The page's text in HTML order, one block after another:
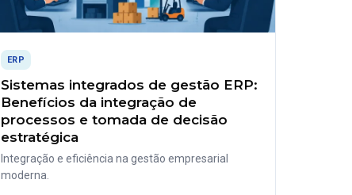
ERP
Sistemas integrados de gestão ERP:
Benefícios da integração de
processos e tomada de decisão
estratégica
Integração e eficiência na gestão empresarial
moderna.